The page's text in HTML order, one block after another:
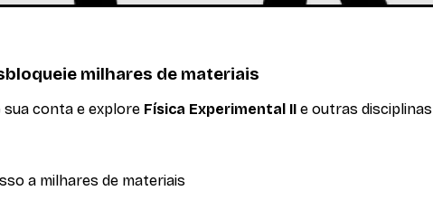
das rotações, determinação de momento de inércia,
milhares de materiais
sua conta e explore Física Experimental IIe outras disciplinas
a milhares de materiais